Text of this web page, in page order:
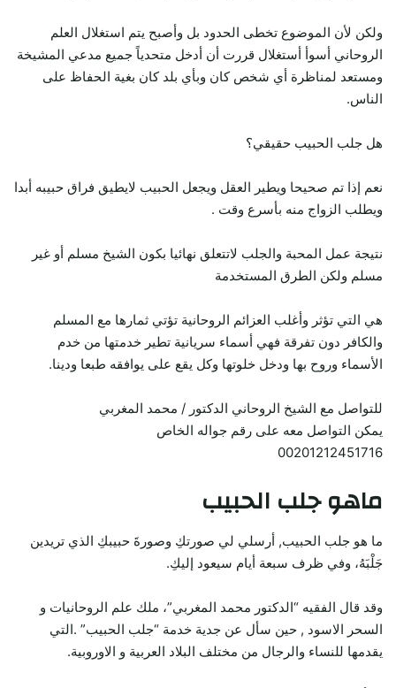
ولكن لأن الموضوع تخطى الحدود بل وأصبح يتم استغلال العلم
الروحاني أسوأ أستغلال قررت أن أدخل متحدياً جميع مدعي المشيخة
ومستعد لمناظرة أي شخص كان وبأي بلد كان بغية الحفاظ على
الناس.
هل جلب الحبيب حقيقي؟
نعم إذا تم صحيحا ويطير العقل ويجعل الحبيب لايطيق فراق حبيبه أبدا
ويطلب الزواج منه بأسرع وقت .
نتيجة عمل المحبة والجلب لاتتعلق نهائيا بكون الشيخ مسلم أو غير
مسلم ولكن الطرق المستخدمة
هي التي تؤثر وأغلب العزائم الروحانية تؤتي ثمارها مع المسلم
والكافر دون تفرقة فهي أسماء سريانية تطير خدمتها من خدم
الأسماء وروح بها ودخل خلوتها وكل يقع على يوافقه طبعا ودينا.
للتواصل مع الشيخ الروحاني الدكتور / محمد المغربي
يمكن التواصل معه على رقم جواله الخاص
00201212451716
ماهو جلب الحبيب
ما هو جلب الحبيب, أرسلي لي صورتكِ وصورةَ حبيبكِ الذي تريدين
جَلْبَهُ، وفي ظرف سبعة أيام سيعود إليكِ.
وقد قال الفقيه “الدكتور محمد المغربي”، ملك علم الروحانيات و
السحر الاسود , حين سأل عن جدية خدمة “جلب الحبيب” .التي
يقدمها للنساء والرجال من مختلف البلاد العربية و الاوروبية.